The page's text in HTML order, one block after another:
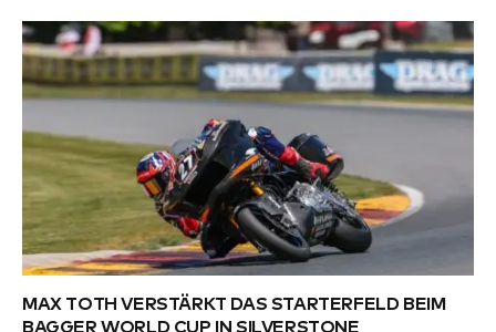
MAX TOTH VERSTÄRKT DAS STARTERFELD BEIM
BAGGER WORLD CUP IN SILVERSTONE